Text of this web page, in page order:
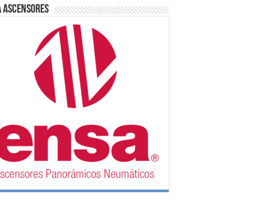
Ascensores